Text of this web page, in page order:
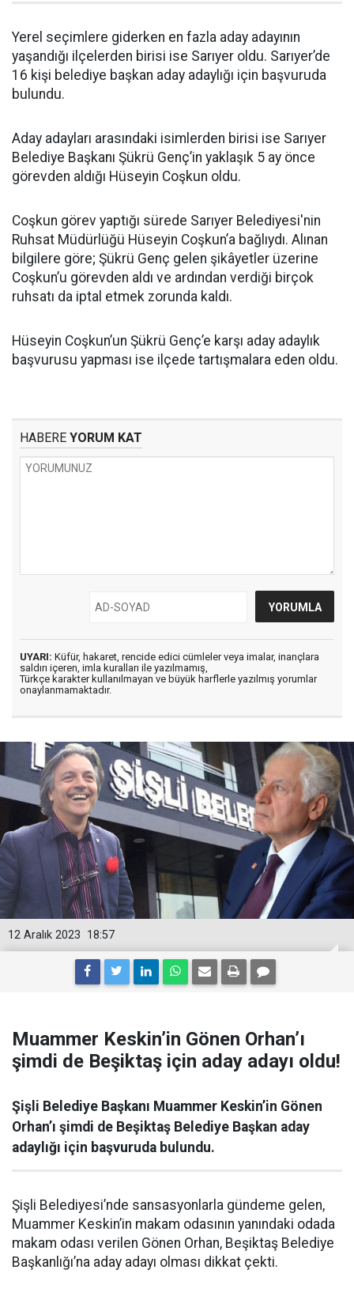
Yerel seçimlere giderken en fazla aday adayının
yaşandığı ilçelerden birisi ise Sarıyer oldu. Sarıyer’de
16 kişi belediye başkan aday adaylığı için başvuruda
bulundu.
Aday adayları arasındaki isimlerden birisi ise Sarıyer
Belediye Başkanı Şükrü Genç’in yaklaşık 5 ay önce
görevden aldığı Hüseyin Coşkun oldu.
Coşkun görev yaptığı sürede Sarıyer Belediyesi'nin
Ruhsat Müdürlüğü Hüseyin Coşkun’a bağlıydı. Alınan
bilgilere göre; Şükrü Genç gelen şikâyetler üzerine
Coşkun’u görevden aldı ve ardından verdiği birçok
ruhsatı da iptal etmek zorunda kaldı.
Hüseyin Coşkun’un Şükrü Genç’e karşı aday adaylık
başvurusu yapması ise ilçede tartışmalara eden oldu.
HABERE YORUM KAT
UYARI: Küfür, hakaret, rencide edici cümleler veya imalar, inançlara
saldırı içeren, imla kuralları ile yazılmamış,
Türkçe karakter kullanılmayan ve büyük harflerle yazılmış yorumlar
onaylanmamaktadır.
18:57
12 Aralık 2023
Muammer Keskin’in Gönen Orhan’ı
şimdi de Beşiktaş için aday adayı oldu!
Şişli Belediye Başkanı Muammer Keskin’in Gönen
Orhan’ı şimdi de Beşiktaş Belediye Başkan aday
adaylığı için başvuruda bulundu.
Şişli Belediyesi’nde sansasyonlarla gündeme gelen,
Muammer Keskin’in makam odasının yanındaki odada
makam odası verilen Gönen Orhan, Beşiktaş Belediye
Başkanlığı’na aday adayı olması dikkat çekti.